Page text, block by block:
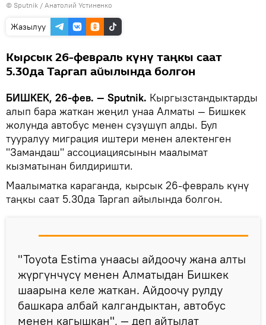
© Sputnik / Анатолий Устиненко
Жазылуу
Кырсык 26-февраль күнү таңкы саат
5.30да Таргап айылында болгон
БИШКЕК, 26-фев. — Sputnik. Кыргызстандыктарды
алып бара жаткан жеңил унаа Алматы — Бишкек
жолунда автобус менен сүзүшүп алды. Бул
тууралуу миграция иштери менен алектенген
"Замандаш" ассоциациясынын маалымат
кызматынан билдиришти.
Маалыматка караганда, кырсык 26-февраль күнү
таңкы саат 5.30да Таргап айылында болгон.
"Toyota Estima унаасы айдоочу жана алты
жүргүнчүсү менен Алматыдан Бишкек
шаарына келе жаткан. Айдоочу рулду
башкара албай калгандыктан, автобус
менен кагышкан", — деп айтылат